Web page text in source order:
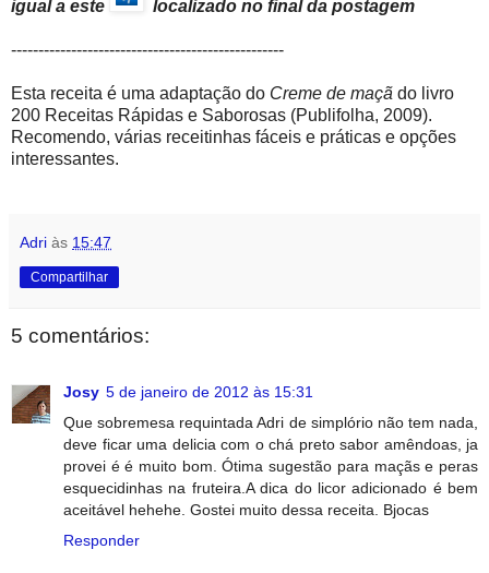
igual a este
localizado no final da postagem
--------------------------------------------------
Esta receita é uma adaptação do Creme de maçã do livro
200 Receitas Rápidas e Saborosas (Publifolha, 2009).
Recomendo, várias receitinhas fáceis e práticas e opções
interessantes.
Adri às 15:47
Compartilhar
5 comentários:
Josy 5 de janeiro de 2012 às 15:31
Que sobremesa requintada Adri de simplório não tem nada,
deve ficar uma delicia com o chá preto sabor amêndoas, ja
provei é é muito bom. Ótima sugestão para maçãs e peras
esquecidinhas na fruteira.A dica do licor adicionado é bem
aceitável hehehe. Gostei muito dessa receita. Bjocas
Responder